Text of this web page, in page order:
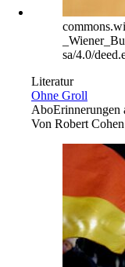
sa/4.0/
Literatur
Ohne Groll
AboErinnerungen
Von Robert Cohen